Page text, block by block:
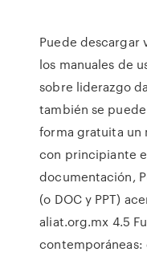
Puede descargar
los manuales de
sobre liderazgo
también se
forma gratuita un
con principiante
documentación,
(o DOC y PPT)
aliat.org.mx 4.5